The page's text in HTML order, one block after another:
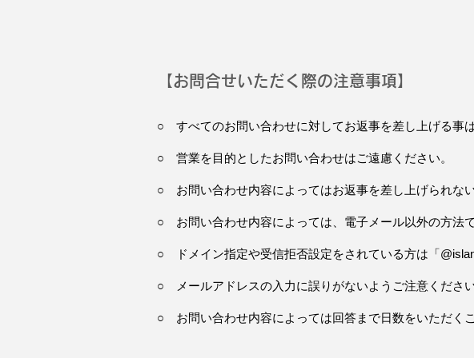
【お問合せいただく際の注意事項】
○ すべてのお問い合わせに対してお返事を差し上げる事
○ 営業を目的としたお問い合わせはご遠慮ください。
○ お問い合わせ内容によってはお返事を差し上げられない
○ お問い合わせ内容によっては、電子メール以外の方法
○ ドメイン指定や受信拒否設定をされている方は「
○ メールアドレスの入力に誤りがないようご注意ください
○ お問い合わせ内容によっては回答まで日数をいただく